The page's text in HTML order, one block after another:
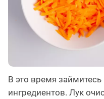
В это время займитесь
ингредиентов. Лук